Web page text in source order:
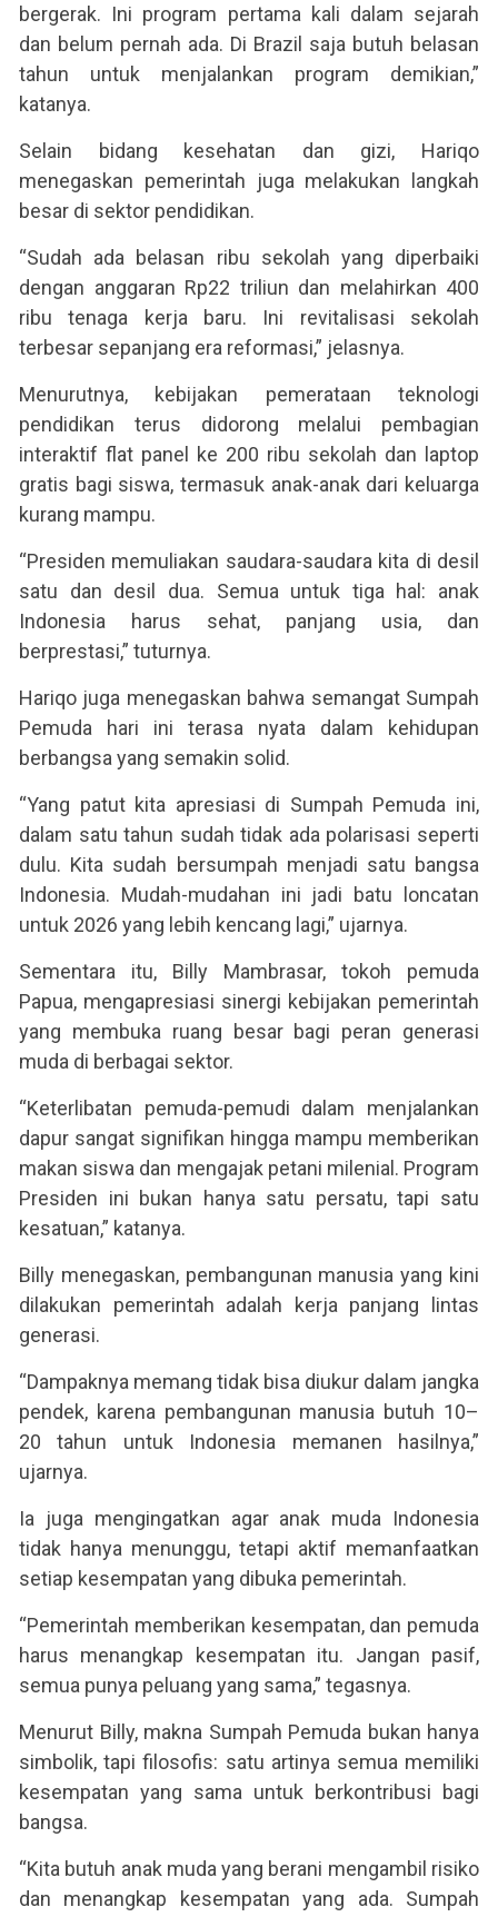
bergerak. Ini program pertama kali dalam sejarah
dan belum pernah ada. Di Brazil saja butuh belasan
tahun untuk menjalankan program demikian,”
katanya.
Selain bidang kesehatan dan gizi, Hariqo
menegaskan pemerintah juga melakukan langkah
besar di sektor pendidikan.
“Sudah ada belasan ribu sekolah yang diperbaiki
dengan anggaran Rp22 triliun dan melahirkan 400
ribu tenaga kerja baru. Ini revitalisasi sekolah
terbesar sepanjang era reformasi,” jelasnya.
Menurutnya, kebijakan pemerataan teknologi
pendidikan terus didorong melalui pembagian
interaktif flat panel ke 200 ribu sekolah dan laptop
gratis bagi siswa, termasuk anak-anak dari keluarga
kurang mampu.
“Presiden memuliakan saudara-saudara kita di desil
satu dan desil dua. Semua untuk tiga hal: anak
Indonesia harus sehat, panjang usia, dan
berprestasi,” tuturnya.
Hariqo juga menegaskan bahwa semangat Sumpah
Pemuda hari ini terasa nyata dalam kehidupan
berbangsa yang semakin solid.
“Yang patut kita apresiasi di Sumpah Pemuda ini,
dalam satu tahun sudah tidak ada polarisasi seperti
dulu. Kita sudah bersumpah menjadi satu bangsa
Indonesia. Mudah-mudahan ini jadi batu loncatan
untuk 2026 yang lebih kencang lagi,” ujarnya.
Sementara itu, Billy Mambrasar, tokoh pemuda
Papua, mengapresiasi sinergi kebijakan pemerintah
yang membuka ruang besar bagi peran generasi
muda di berbagai sektor.
“Keterlibatan pemuda-pemudi dalam menjalankan
dapur sangat signifikan hingga mampu memberikan
makan siswa dan mengajak petani milenial. Program
Presiden ini bukan hanya satu persatu, tapi satu
kesatuan,” katanya.
Billy menegaskan, pembangunan manusia yang kini
dilakukan pemerintah adalah kerja panjang lintas
generasi.
“Dampaknya memang tidak bisa diukur dalam jangka
pendek, karena pembangunan manusia butuh 10–
20 tahun untuk Indonesia memanen hasilnya,”
ujarnya.
Ia juga mengingatkan agar anak muda Indonesia
tidak hanya menunggu, tetapi aktif memanfaatkan
setiap kesempatan yang dibuka pemerintah.
“Pemerintah memberikan kesempatan, dan pemuda
harus menangkap kesempatan itu. Jangan pasif,
semua punya peluang yang sama,” tegasnya.
Menurut Billy, makna Sumpah Pemuda bukan hanya
simbolik, tapi filosofis: satu artinya semua memiliki
kesempatan yang sama untuk berkontribusi bagi
bangsa.
“Kita butuh anak muda yang berani mengambil risiko
dan menangkap kesempatan yang ada. Sumpah